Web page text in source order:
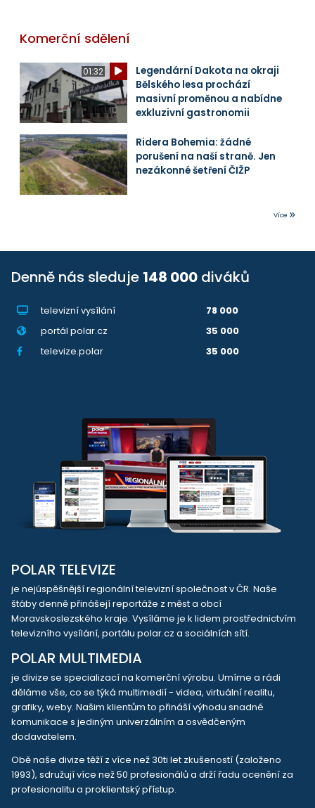
Komerční sdělení
01:32
Legendární Dakota na okraji
Bělského lesa prochází
masivní proměnou a nabídne
exkluzivní gastronomii
Ridera Bohemia: žádné
porušení na naší straně. Jen
nezákonné šetření ČIŽP
Více
Denně nás sleduje 148 000 diváků
televizní vysílání
78 000
portál polar.cz
35 000
televize.polar
35 000
POLAR TELEVIZE
je nejúspěšnější regionální televizní společnost v ČR. Naše
štáby denně přinášejí reportáže z měst a obcí
Moravskoslezského kraje. Vysíláme je k lidem prostřednictvím
televizního vysílání, portálu polar.cz a sociálních sítí.
POLAR MULTIMEDIA
je divize se specializací na komerční výrobu. Umíme a rádi
děláme vše, co se týká multimedií - videa, virtuální realitu,
grafiky, weby. Našim klientům to přináší výhodu snadné
komunikace s jediným univerzálním a osvědčeným
dodavatelem.
Obě naše divize těží z více než 30ti let zkušeností (založeno
1993), sdružují více než 50 profesionálů a drží řadu ocenění za
profesionalitu a proklientský přístup.